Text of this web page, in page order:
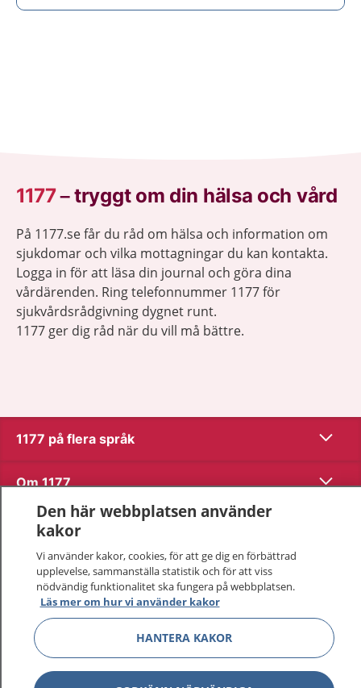
1177–tryggt om din hälsa och vård
På 1177.se får du råd om hälsa och information om
sjukdomar och vilka mottagningar du kan kontakta.
Logga in för att läsa din journal och göra dina
vårdärenden. Ring telefonnummer 1177 för
sjukvårdsrådgivning dygnet runt.
1177 ger dig råd när du vill må bättre.
1177 på flera språk Visa
Om 1177 Visa
Kontakt
Behandling av personuppgifter
Hantering av kakor
Inställningar för kakor
Den här webbplatsen använder
kakor
Vi använder kakor, cookies, för att ge dig en förbättrad
upplevelse, sammanställa statistik och för att viss
nödvändig funktionalitet ska fungera på webbplatsen.
Läs mer om hur vi använder kakor
HANTERA KAKOR